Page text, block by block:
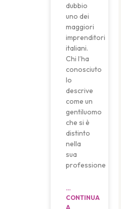
dubbio
uno dei
maggiori
imprenditori
italiani.
Chi l’ha
conosciuto
lo
descrive
come un
gentiluomo
che si è
distinto
nella
sua
professione
…
CONTINUA
A